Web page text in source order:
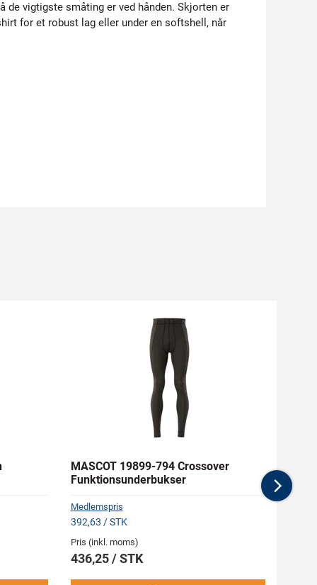
vigtigste småting er ved hånden. Skjorten er
for et robust lag eller under en softshell, når
MASCOT 19899-794 Crossover
Funktionsunderbukser
Medlemspris
392,63 / STK
Pris (inkl. moms)
436,25 / STK